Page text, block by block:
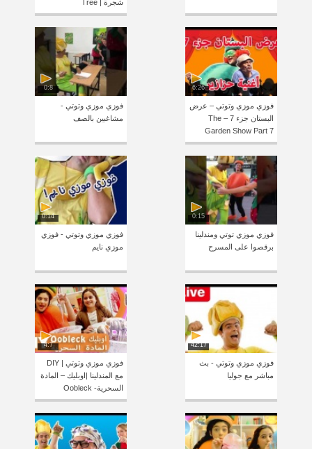
شجرة | Tree
6:26
فوزي موزي وتوتي – عرض
البستان جزء 7 – The
Garden Show Part 7
0:8
فوزي موزي وتوتي -
مشاغبين بالصف
0:15
فوزي موزي توتي ومندلينا
برقصوا على المسرح
0:14
فوزي موزي وتوتي - فوزي
موزي نايم
42:17
فوزي موزي وتوتي - بث
مباشر مع جوليا
4:7
فوزي موزي وتوتي | DIY
مع المندلينا |اوبليك – المادة
السحرية- Oobleck